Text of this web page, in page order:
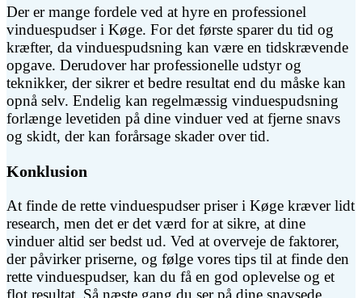
Der er mange fordele ved at hyre en professionel
vinduespudser i Køge. For det første sparer du tid og
kræfter, da vinduespudsning kan være en tidskrævende
opgave. Derudover har professionelle udstyr og
teknikker, der sikrer et bedre resultat end du måske kan
opnå selv. Endelig kan regelmæssig vinduespudsning
forlænge levetiden på dine vinduer ved at fjerne snavs
og skidt, der kan forårsage skader over tid.
Konklusion
At finde de rette vinduespudser priser i Køge kræver lidt
research, men det er det værd for at sikre, at dine
vinduer altid ser bedst ud. Ved at overveje de faktorer,
der påvirker priserne, og følge vores tips til at finde den
rette vinduespudser, kan du få en god oplevelse og et
flot resultat. Så næste gang du ser på dine snavsede